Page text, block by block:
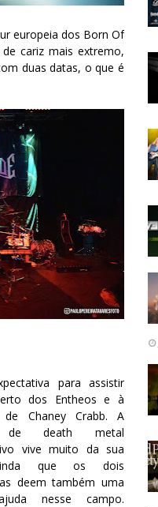
europeia dos Born Of
cariz mais extremo,
duas datas, o que é
para assistir
dos Entheos e à
de Chaney Crabb. A
de death metal
vive muito da sua
que os dois
deem também uma
nesse campo.